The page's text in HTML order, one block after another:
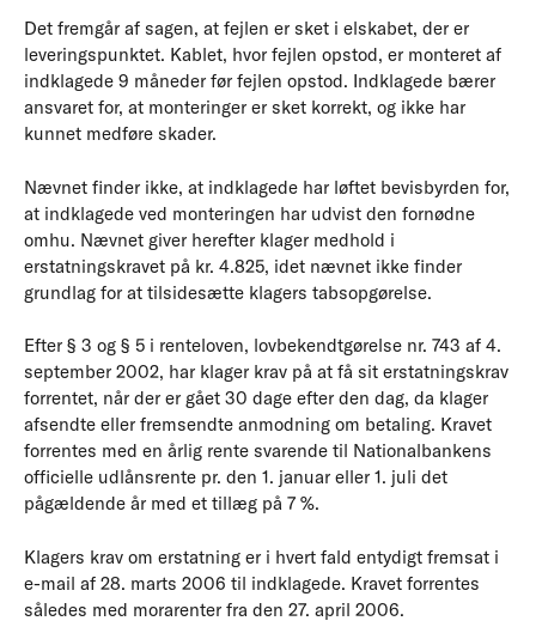
Det fremgår af sagen, at fejlen er sket i elskabet, der er
leveringspunktet. Kablet, hvor fejlen opstod, er monteret af
indklagede 9 måneder før fejlen opstod. Indklagede bærer
ansvaret for, at monteringer er sket korrekt, og ikke har
kunnet medføre skader.
Nævnet finder ikke, at indklagede har løftet bevisbyrden for,
at indklagede ved monteringen har udvist den fornødne
omhu. Nævnet giver herefter klager medhold i
erstatningskravet på kr. 4.825, idet nævnet ikke finder
grundlag for at tilsidesætte klagers tabsopgørelse.
Efter § 3 og § 5 i renteloven, lovbekendtgørelse nr. 743 af 4.
september 2002, har klager krav på at få sit erstatningskrav
forrentet, når der er gået 30 dage efter den dag, da klager
afsendte eller fremsendte anmodning om betaling. Kravet
forrentes med en årlig rente svarende til Nationalbankens
officielle udlånsrente pr. den 1. januar eller 1. juli det
pågældende år med et tillæg på 7 %.
Klagers krav om erstatning er i hvert fald entydigt fremsat i
e-mail af 28. marts 2006 til indklagede. Kravet forrentes
således med morarenter fra den 27. april 2006.